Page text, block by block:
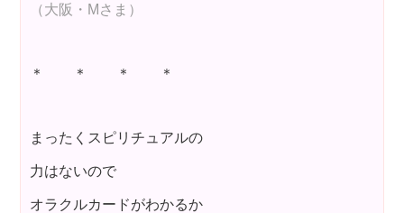
（大阪・Mさま）
＊ ＊ ＊ ＊
まったくスピリチュアルの
力はないので
オラクルカードがわかるか